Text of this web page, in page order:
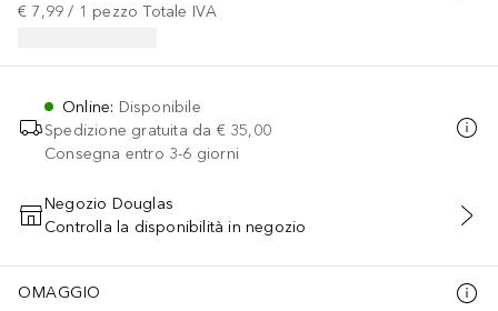
€ 7,99 / 1 pezzo Totale IVA
Online: Disponibile
Spedizione gratuita da € 35,00
Consegna entro 3-6 giorni
AGGIUNGI AL CARRELLO
Negozio Douglas
Controlla la disponibilità in negozio
OMAGGIO